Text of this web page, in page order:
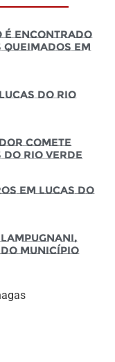
é encontrado
em
do Rio
comete
Rio Verde
em Lucas do
município